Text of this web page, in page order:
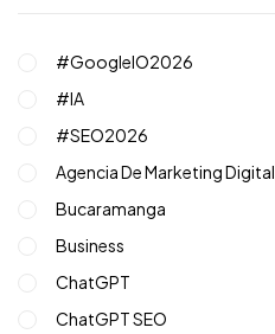
#GoogleIO2026
#IA
#SEO2026
Agencia De Marketing Digital
Bucaramanga
Business
ChatGPT
ChatGPT SEO